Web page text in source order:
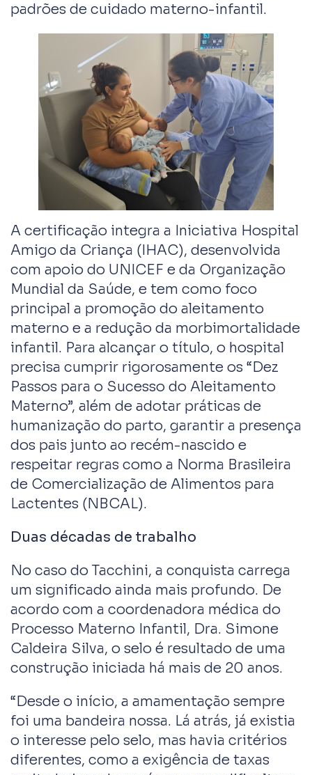
padrões de cuidado materno-infantil.
A certificação integra a Iniciativa Hospital
Amigo da Criança (IHAC), desenvolvida
com apoio do UNICEF e da Organização
Mundial da Saúde, e tem como foco
principal a promoção do aleitamento
materno e a redução da morbimortalidade
infantil. Para alcançar o título, o hospital
precisa cumprir rigorosamente os “Dez
Passos para o Sucesso do Aleitamento
Materno”, além de adotar práticas de
humanização do parto, garantir a presença
dos pais junto ao recém-nascido e
respeitar regras como a Norma Brasileira
de Comercialização de Alimentos para
Lactentes (NBCAL).
Duas décadas de trabalho
No caso do Tacchini, a conquista carrega
um significado ainda mais profundo. De
acordo com a coordenadora médica do
Processo Materno Infantil, Dra. Simone
Caldeira Silva, o selo é resultado de uma
construção iniciada há mais de 20 anos.
“Desde o início, a amamentação sempre
foi uma bandeira nossa. Lá atrás, já existia
o interesse pelo selo, mas havia critérios
diferentes, como a exigência de taxas